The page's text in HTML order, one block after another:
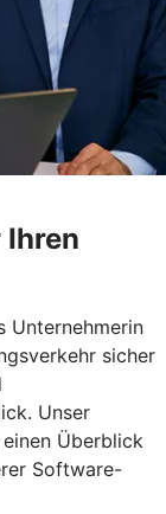
Ihren
Unternehmerin
sicher
Unser
Überblick
Software-